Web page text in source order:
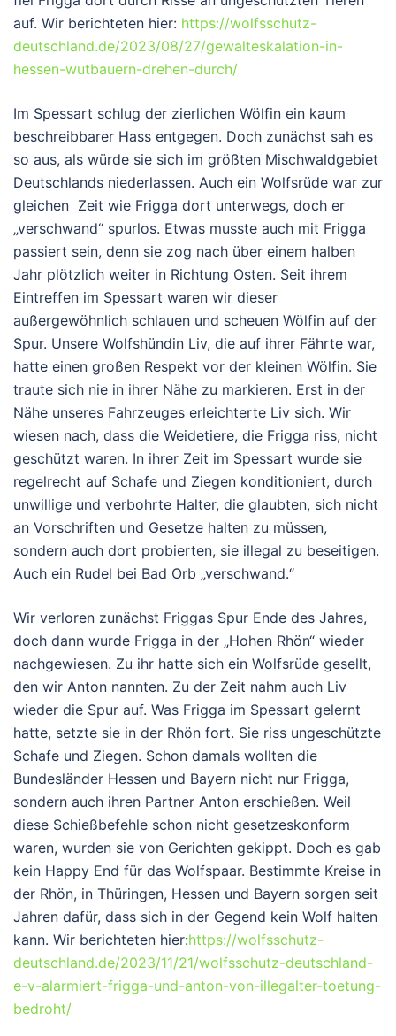
auf. Wir berichteten hier: https://wolfsschutz-
deutschland.de/2023/08/27/gewalteskalation-in-
hessen-wutbauern-drehen-durch/
Im Spessart schlug der zierlichen Wölfin ein kaum
beschreibbarer Hass entgegen. Doch zunächst sah es
so aus, als würde sie sich im größten Mischwaldgebiet
Deutschlands niederlassen. Auch ein Wolfsrüde war zur
gleichen Zeit wie Frigga dort unterwegs, doch er
„verschwand“ spurlos. Etwas musste auch mit Frigga
passiert sein, denn sie zog nach über einem halben
Jahr plötzlich weiter in Richtung Osten. Seit ihrem
Eintreffen im Spessart waren wir dieser
außergewöhnlich schlauen und scheuen Wölfin auf der
Spur. Unsere Wolfshündin Liv, die auf ihrer Fährte war,
hatte einen großen Respekt vor der kleinen Wölfin. Sie
traute sich nie in ihrer Nähe zu markieren. Erst in der
Nähe unseres Fahrzeuges erleichterte Liv sich. Wir
wiesen nach, dass die Weidetiere, die Frigga riss, nicht
geschützt waren. In ihrer Zeit im Spessart wurde sie
regelrecht auf Schafe und Ziegen konditioniert, durch
unwillige und verbohrte Halter, die glaubten, sich nicht
an Vorschriften und Gesetze halten zu müssen,
sondern auch dort probierten, sie illegal zu beseitigen.
Auch ein Rudel bei Bad Orb „verschwand.“
Wir verloren zunächst Friggas Spur Ende des Jahres,
doch dann wurde Frigga in der „Hohen Rhön“ wieder
nachgewiesen. Zu ihr hatte sich ein Wolfsrüde gesellt,
den wir Anton nannten. Zu der Zeit nahm auch Liv
wieder die Spur auf. Was Frigga im Spessart gelernt
hatte, setzte sie in der Rhön fort. Sie riss ungeschützte
Schafe und Ziegen. Schon damals wollten die
Bundesländer Hessen und Bayern nicht nur Frigga,
sondern auch ihren Partner Anton erschießen. Weil
diese Schießbefehle schon nicht gesetzeskonform
waren, wurden sie von Gerichten gekippt. Doch es gab
kein Happy End für das Wolfspaar. Bestimmte Kreise in
der Rhön, in Thüringen, Hessen und Bayern sorgen seit
Jahren dafür, dass sich in der Gegend kein Wolf halten
kann. Wir berichteten hier:https://wolfsschutz-
deutschland.de/2023/11/21/wolfsschutz-deutschland-
e-v-alarmiert-frigga-und-anton-von-illegalter-toetung-
bedroht/